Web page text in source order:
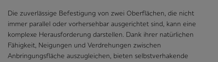
Die zuverlässige Befestigung von zwei Oberflächen, die nicht
immer parallel oder vorhersehbar ausgerichtet sind, kann eine
komplexe Herausforderung darstellen. Dank ihrer natürlichen
Fähigkeit, Neigungen und Verdrehungen zwischen
Anbringungsfläche auszugleichen, bieten selbstverhakende